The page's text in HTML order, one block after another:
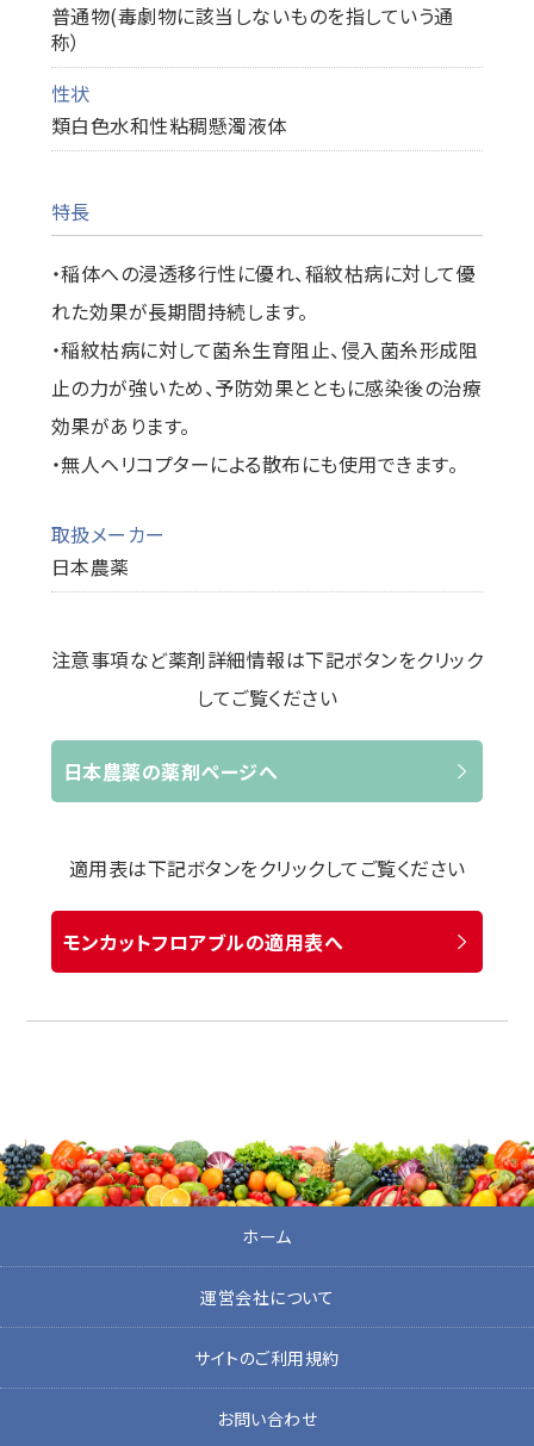
普通物(毒劇物に該当しないものを指していう通
称）
性状
類白色水和性粘稠懸濁液体
特長
・稲体への浸透移行性に優れ、稲紋枯病に対して優
れた効果が長期間持続します。
・稲紋枯病に対して菌糸生育阻止、侵入菌糸形成阻
止の力が強いため、予防効果とともに感染後の治療
効果があります。
・無人ヘリコプターによる散布にも使用できます。
取扱メーカー
日本農薬
注意事項など薬剤詳細情報は下記ボタンをクリック
してご覧ください
日本農薬の薬剤ページへ
適用表は下記ボタンをクリックしてご覧ください
モンカットフロアブルの適用表へ
ホーム
運営会社について
サイトのご利用規約
お問い合わせ